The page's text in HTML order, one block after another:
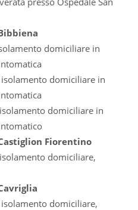
domiciliare in
domiciliare in
domiciliare in
Fiorentino
domiciliare,
domiciliare,